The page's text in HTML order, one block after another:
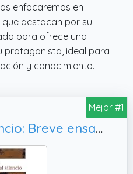
enfocaremos en
destacan por su
obra ofrece una
protagonista, ideal para
y conocimiento.
Mejor #1
Biografía del silencio: Breve ensayo sobre la meditación (Narrativa)